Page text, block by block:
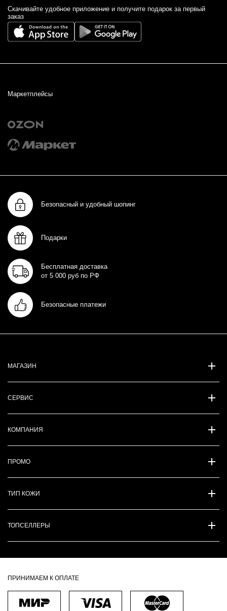
Cкачивайте удобное приложение и получите подарок за первый
заказ
Маркетплейсы
Безопасный и удобный шопинг
Подарки
Бесплатная доставка
от 5 000 руб по РФ
Безопасные платежи
МАГАЗИН
СЕРВИС
КОМПАНИЯ
ПРОМО
ТИП КОЖИ
ТОПСЕЛЛЕРЫ
ПРИНИМАЕМ К ОПЛАТЕ